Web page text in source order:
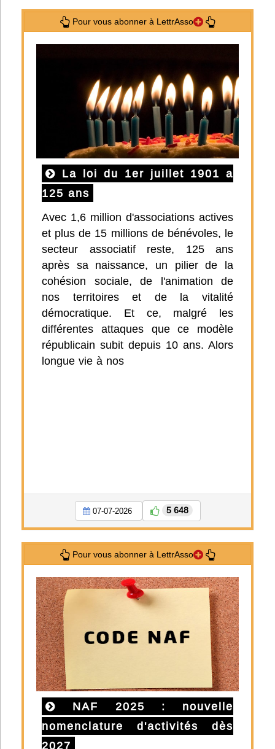
Pour vous abonner à LettrAsso
La loi du 1er juillet 1901 a
125 ans
Avec 1,6 million d'associations actives
et plus de 15 millions de bénévoles, le
secteur associatif reste, 125 ans
après sa naissance, un pilier de la
cohésion sociale, de l'animation de
nos territoires et de la vitalité
démocratique. Et ce, malgré les
différentes attaques que ce modèle
républicain subit depuis 10 ans. Alors
longue vie à nos
07-07-2026 5 648
Pour vous abonner à LettrAsso
NAF 2025 : nouvelle
nomenclature d'activités dès
2027